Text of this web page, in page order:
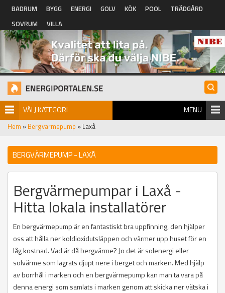
Hoppa till huvudinnehåll
BADRUM BYGG ENERGI GOLV KÖK POOL
TRÄDGÅRD
SOVRUM
VILLA
VÄLJ KATEGORI MENU
Hem » Bergvärmepump » Laxå
BERGVÄRMEPUMP - LAXÅ
Bergvärmepumpar i Laxå -
Hitta lokala installatörer
En bergvärmepump är en fantastiskt bra uppfinning, den hjälper
oss att hålla ner koldioxidutsläppen och värmer upp huset för en
låg kostnad. Vad är då bergvärme? Jo det är solenergi eller
solvärme som lagrats djupt nere i berget och marken. Med hjälp
av borrhål i marken och en bergvärmepump kan man ta vara på
denna energi som samlats i marken genom att skicka ner vätska i